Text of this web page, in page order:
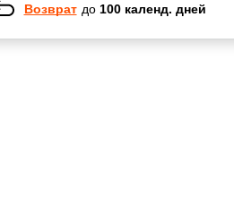
Возврат до 100 календ. дней